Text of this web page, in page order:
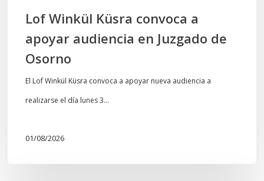
Lof Winkül Küsra convoca a
apoyar audiencia en Juzgado de
Osorno
El Lof Winkül Küsra convoca a apoyar nueva audiencia a
realizarse el día lunes 3…
01/08/2026